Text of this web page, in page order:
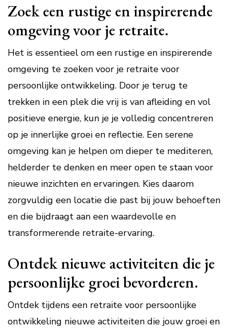
Zoek een rustige en inspirerende
omgeving voor je retraite.
Het is essentieel om een rustige en inspirerende
omgeving te zoeken voor je retraite voor
persoonlijke ontwikkeling. Door je terug te
trekken in een plek die vrij is van afleiding en vol
positieve energie, kun je je volledig concentreren
op je innerlijke groei en reflectie. Een serene
omgeving kan je helpen om dieper te mediteren,
helderder te denken en meer open te staan voor
nieuwe inzichten en ervaringen. Kies daarom
zorgvuldig een locatie die past bij jouw behoeften
en die bijdraagt aan een waardevolle en
transformerende retraite-ervaring.
Ontdek nieuwe activiteiten die je
persoonlijke groei bevorderen.
Ontdek tijdens een retraite voor persoonlijke
ontwikkeling nieuwe activiteiten die jouw groei en